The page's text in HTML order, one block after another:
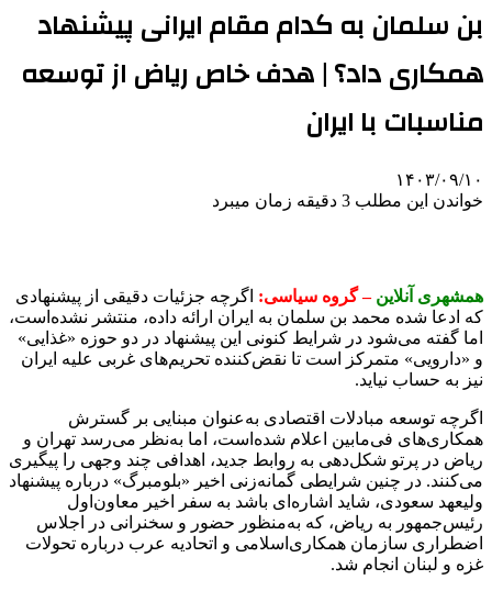
بن سلمان به کدام مقام ایرانی پیشنهاد
همکاری داد؟ | هدف خاص ریاض از توسعه
مناسبات با ایران
۱۴۰۳/۰۹/۱۰
خواندن این مطلب 3 دقیقه زمان میبرد
همشهری آنلاین – گروه سیاسی: اگرچه جزئیات دقیقی از پیشنهادی
که ادعا شده محمد بن سلمان به ایران ارائه داده، منتشر نشده‌است،
اما گفته می‌شود در شرایط کنونی این پیشنهاد در دو حوزه «غذایی»
و «دارویی» متمرکز است تا نقض‌کننده تحریم‌های غربی علیه ایران
نیز به حساب نیاید.
اگرچه توسعه مبادلات اقتصادی به‌عنوان مبنایی بر گسترش
همکاری‌های فی‌مابین اعلام شده‌است، اما به‌نظر می‌رسد تهران و
ریاض در پرتو شکل‌دهی به روابط جدید، اهدافی چند وجهی را پیگیری
می‌کنند. در چنین شرایطی گمانه‌زنی اخیر «بلومبرگ» درباره پیشنهاد
ولیعهد سعودی، شاید اشاره‌ای باشد به سفر اخیر معاون‌اول
رئیس‌جمهور به ریاض، که به‌منظور حضور و سخنرانی در اجلاس
اضطراری سازمان همکاری‌اسلامی و اتحادیه عرب درباره تحولات
غزه و لبنان انجام شد.